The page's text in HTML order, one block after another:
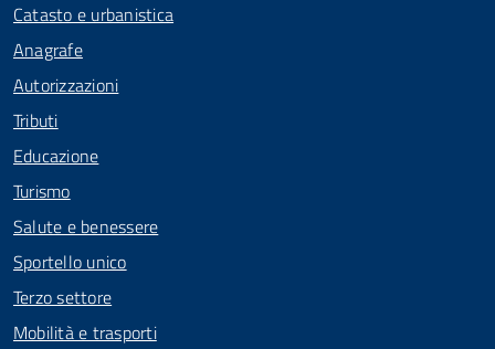
Catasto e urbanistica
Anagrafe
Autorizzazioni
Tributi
Educazione
Turismo
Salute e benessere
Sportello unico
Terzo settore
Mobilità e trasporti